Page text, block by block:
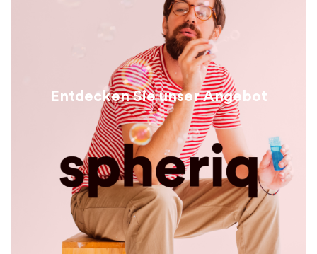
Entdecken Sie unser Angebot